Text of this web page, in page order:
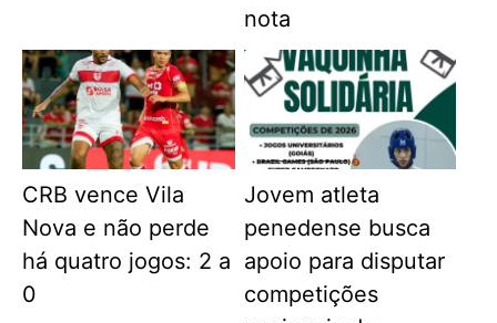
nota
CRB vence Vila
Nova e não perde
há quatro jogos: 2 a
0
Jovem atleta
penedense busca
apoio para disputar
competições